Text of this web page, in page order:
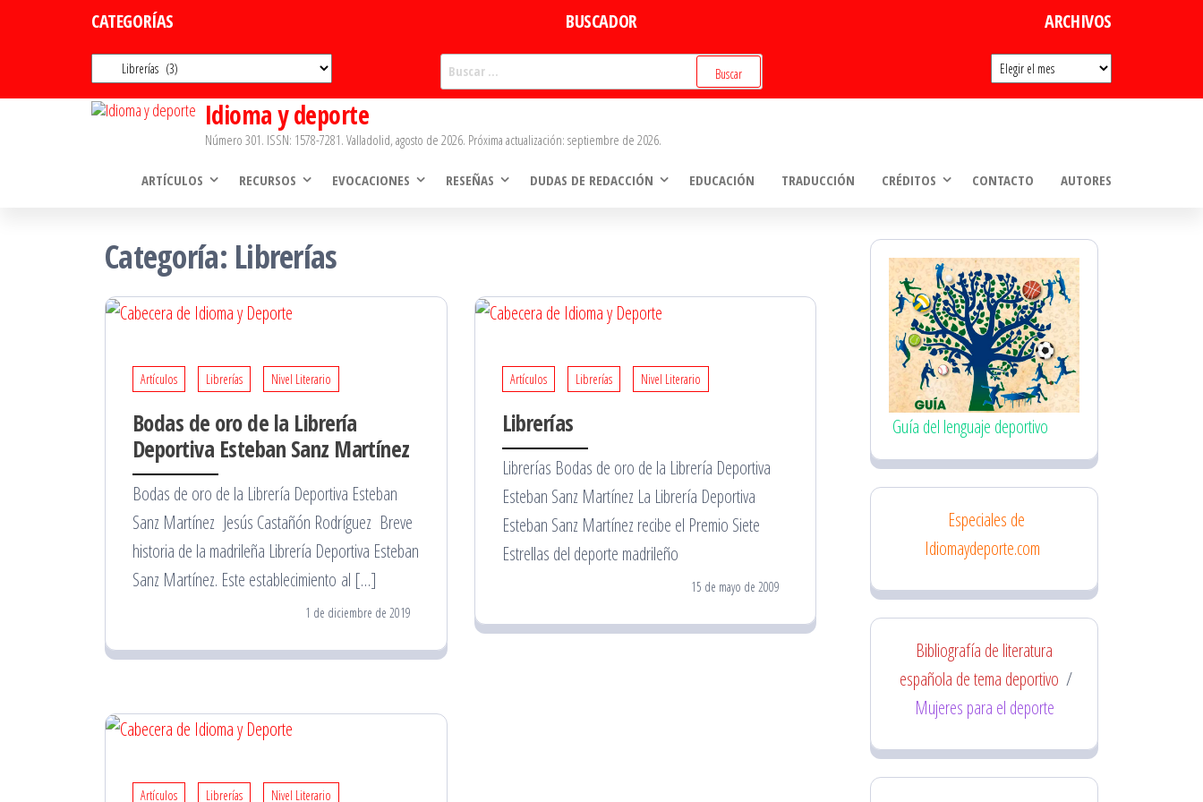
CATEGORÍAS
Categorías
BUSCADOR ARCHIVOS
Archivos
Idioma y deporte
Número 301. ISSN: 1578-7281. Valladolid, agosto de 2026. Próxima actualización: septiembre de 2026.
ARTÍCULOS RECURSOS EVOCACIONES RESEÑAS DUDAS DE REDACCIÓN EDUCACIÓN TRADUCCIÓN CRÉDITOS CONTACTO AUTORES
Categoría: Librerías
Artículos Librerías Nivel Literario
Bodas de oro de la Librería
Deportiva Esteban Sanz Martínez
Bodas de oro de la Librería Deportiva Esteban
Sanz Martínez Jesús Castañón Rodríguez Breve
historia de la madrileña Librería Deportiva Esteban
Sanz Martínez. Este establecimiento al […]
1 de diciembre de 2019
Artículos Librerías Nivel Literario
Librerías
Librerías Bodas de oro de la Librería Deportiva
Esteban Sanz Martínez La Librería Deportiva
Esteban Sanz Martínez recibe el Premio Siete
Estrellas del deporte madrileño
15 de mayo de 2009
Artículos Librerías Nivel Literario
Guía del lenguaje deportivo
Especiales de
Idiomaydeporte.com
Bibliografía de literatura
española de tema deportivo /
Mujeres para el deporte